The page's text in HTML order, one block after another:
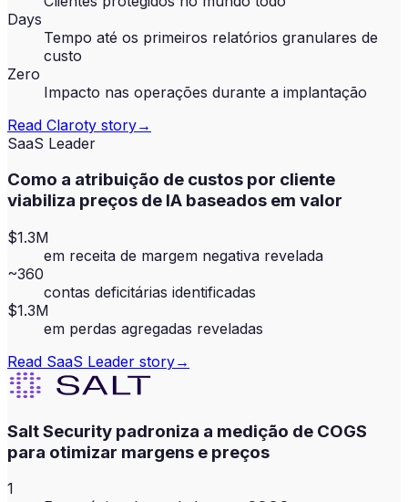
Days
Tempo até os primeiros relatórios granulares de
custo
Zero
Impacto nas operações durante a implantação
Read Claroty story→
SaaS Leader
Como a atribuição de custos por cliente
viabiliza preços de IA baseados em valor
$1.3M
em receita de margem negativa revelada
~360
contas deficitárias identificadas
$1.3M
em perdas agregadas reveladas
Read SaaS Leader story→
Salt Security padroniza a medição de COGS
para otimizar margens e preços
1